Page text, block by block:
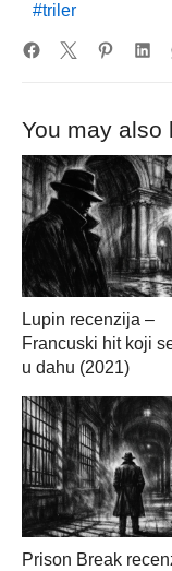
triler
You may also
Lupin recenzija –
Francuski hit koji
u dahu (2021)
Prison Break